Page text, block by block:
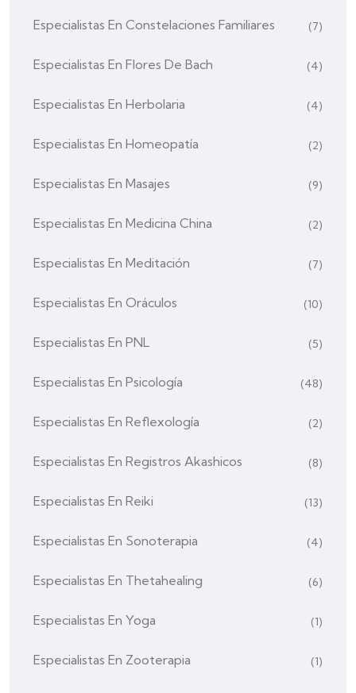
Especialistas En Constelaciones Familiares (7)
Especialistas En Flores De Bach (4)
Especialistas En Herbolaria (4)
Especialistas En Homeopatía (2)
Especialistas En Masajes (9)
Especialistas En Medicina China (2)
Especialistas En Meditación (7)
Especialistas En Oráculos (10)
Especialistas En PNL (5)
Especialistas En Psicología (48)
Especialistas En Reflexología (2)
Especialistas En Registros Akashicos (8)
Especialistas En Reiki (13)
Especialistas En Sonoterapia (4)
Especialistas En Thetahealing (6)
Especialistas En Yoga (1)
Especialistas En Zooterapia (1)